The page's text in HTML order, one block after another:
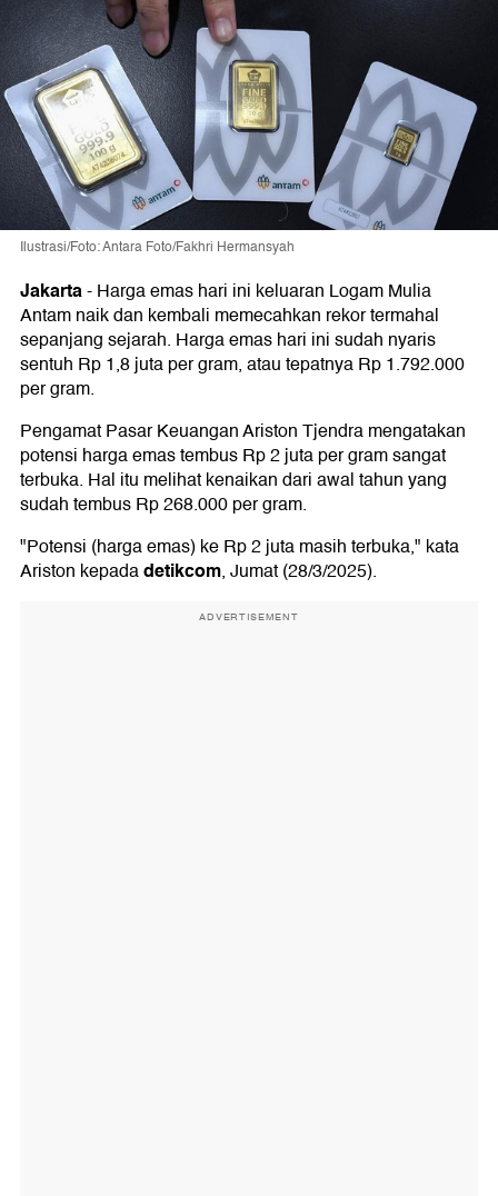
Ilustrasi/Foto: Antara Foto/Fakhri Hermansyah
Jakarta-Harga emas hari ini keluaran Logam Mulia
Antam naik dan kembali memecahkan rekor termahal
sepanjang sejarah. Harga emas hari ini sudah nyaris
sentuh Rp 1,8 juta per gram, atau tepatnya Rp 1.792.000
per gram.
Pengamat Pasar Keuangan Ariston Tjendra mengatakan
potensi harga emas tembus Rp 2 juta per gram sangat
terbuka. Hal itu melihat kenaikan dari awal tahun yang
sudah tembus Rp 268.000 per gram.
"Potensi (harga emas) ke Rp 2 juta masih terbuka," kata
Ariston kepadadetikcom, Jumat (28/3/2025).
ADVERTISEMENT